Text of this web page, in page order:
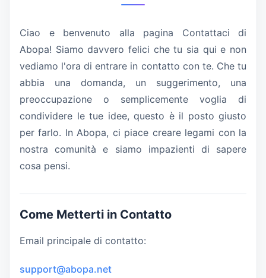
Ciao e benvenuto alla pagina Contattaci di
Abopa! Siamo davvero felici che tu sia qui e non
vediamo l'ora di entrare in contatto con te. Che tu
abbia una domanda, un suggerimento, una
preoccupazione o semplicemente voglia di
condividere le tue idee, questo è il posto giusto
per farlo. In Abopa, ci piace creare legami con la
nostra comunità e siamo impazienti di sapere
cosa pensi.
Come Metterti in Contatto
Email principale di contatto:
support@abopa.net